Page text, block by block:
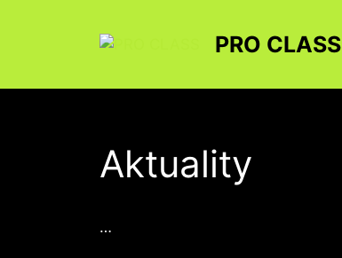
PRO CLASS
Aktuality
…